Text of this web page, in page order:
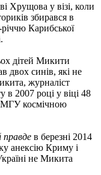
Хрущова у візі, коли
збирався в
Карибської
дітей Микити
двох синів, які не
журналіст
в 2007 році у віці 48
МГУ космічною
правде в березні 2014
анексію Криму і
не Микита